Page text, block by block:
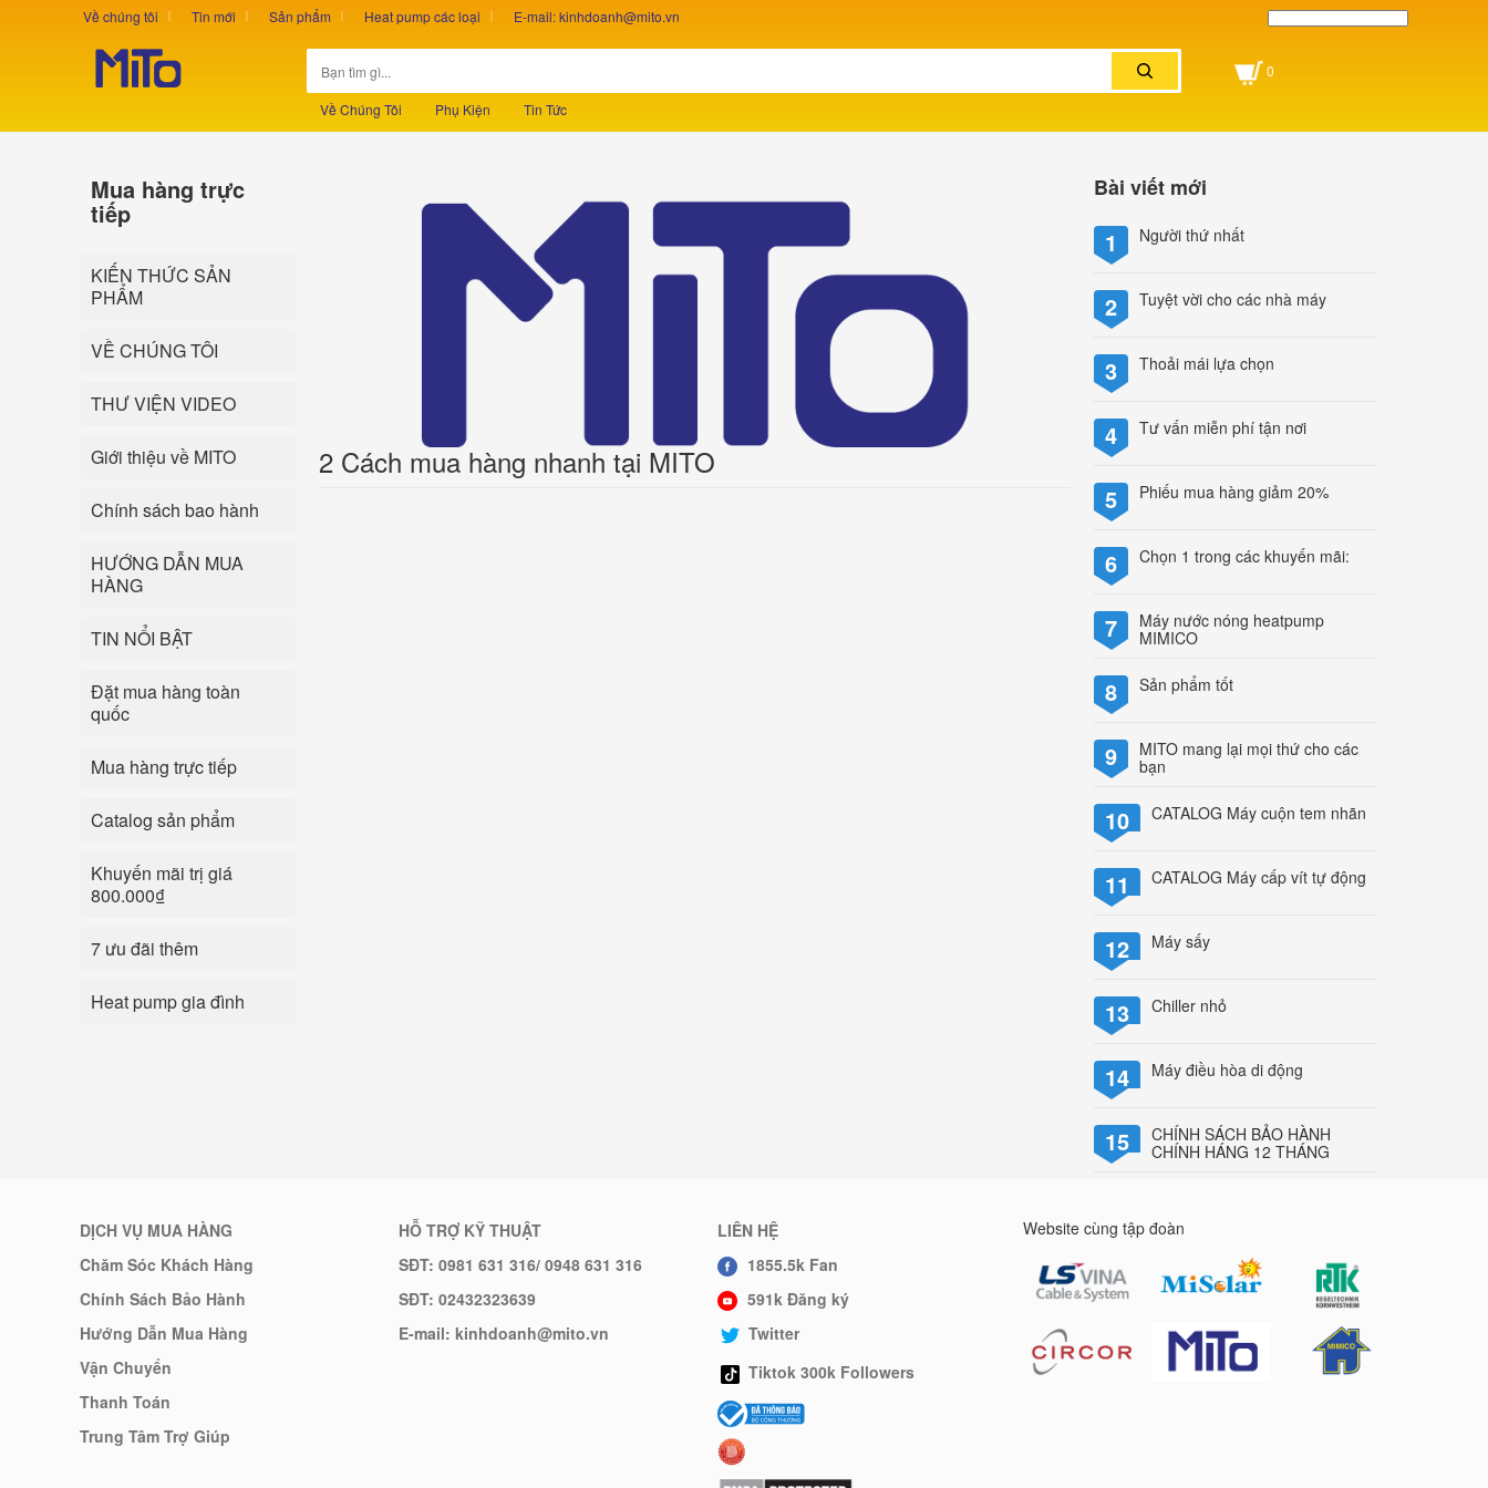
Về chúng tôi Tin mới Sản phẩm Heat pump các loại E-mail: kinhdoanh@mito.vn
Về Chúng Tôi Phụ Kiện Tin Tức
0
Mua hàng trực
tiếp
KIẾN THỨC SẢN
PHẨM
VỀ CHÚNG TÔI
THƯ VIỆN VIDEO
Giới thiệu về MITO
Chính sách bao hành
HƯỚNG DẪN MUA
HÀNG
TIN NỔI BẬT
Đặt mua hàng toàn
quốc
Mua hàng trực tiếp
Catalog sản phẩm
Khuyến mãi trị giá
800.000₫
7 ưu đãi thêm
Heat pump gia đình
2 Cách mua hàng nhanh tại MITO
Bài viết mới
1 Người thứ nhất
2 Tuyệt vời cho các nhà máy
3 Thoải mái lựa chọn
4 Tư vấn miễn phí tận nơi
5 Phiếu mua hàng giảm 20%
6 Chọn 1 trong các khuyến mãi:
7
Máy nước nóng heatpump
MIMICO
8 Sản phẩm tốt
9
MITO mang lại mọi thứ cho các
bạn
10 CATALOG Máy cuộn tem nhãn
11 CATALOG Máy cấp vít tự động
12 Máy sấy
13 Chiller nhỏ
14 Máy điều hòa di động
15
CHÍNH SÁCH BẢO HÀNH
CHÍNH HÁNG 12 THÁNG
DỊCH VỤ MUA HÀNG
Chăm Sóc Khách Hàng
Chính Sách Bảo Hành
Hướng Dẫn Mua Hàng
Vận Chuyển
Thanh Toán
Trung Tâm Trợ Giúp
HỖ TRỢ KỸ THUẬT
SĐT: 0981 631 316/ 0948 631 316
SĐT: 02432323639
E-mail: kinhdoanh@mito.vn
LIÊN HỆ
1855.5k Fan
591k Đăng ký
Twitter
Tiktok 300k Followers
Website cùng tập đoàn